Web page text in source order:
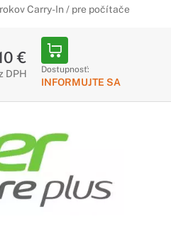
Carry-In / pre počítače
€
DPH Dostupnosť:
INFORMUJTE SA